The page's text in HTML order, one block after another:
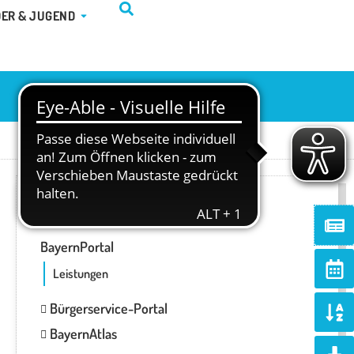
& FREIZEIT
& JUGEND ÖFFNE KINDER & JUGEND
BayernPortal
Leistungen
Bürgerservice-Portal
BayernAtlas
alt